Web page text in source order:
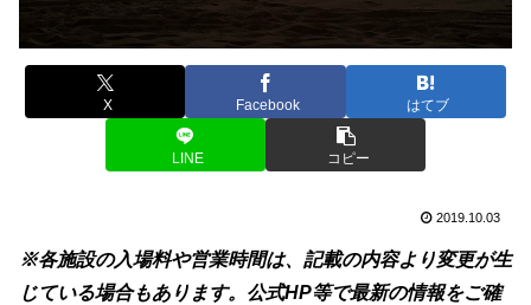
X Facebook はてブ
LINE コピー
2019.10.03
※各施設の入場料や営業時間は、記載の内容より変更が生
じている場合もあります。公式HP等で最新の情報をご確